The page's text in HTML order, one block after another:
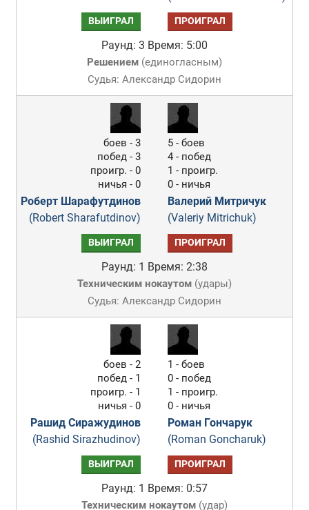
ВЫИГРАЛ ПРОИГРАЛ
Раунд: 3 Время: 5:00
Решением(единогласным)
Судья: Александр Сидорин
боев - 3
побед - 3
проигр. - 0
ничья - 0
Роберт Шарафутдинов
(Robert Sharafutdinov)
5 - боев
4 - побед
1 - проигр.
0 - ничья
Валерий Митричук
(Valeriy Mitrichuk)
ВЫИГРАЛ ПРОИГРАЛ
Раунд: 1 Время: 2:38
Техническим нокаутом(удары)
Судья: Александр Сидорин
боев - 2
побед - 1
проигр. - 1
ничья - 0
Рашид Сиражудинов
(Rashid Sirazhudinov)
1 - боев
0 - побед
1 - проигр.
0 - ничья
Роман Гончарук
(Roman Goncharuk)
ВЫИГРАЛ ПРОИГРАЛ
Раунд: 1 Время: 0:57
Техническим нокаутом(удар)